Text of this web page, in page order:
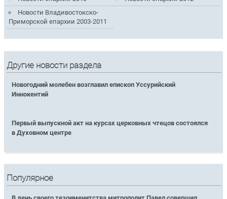
Новости Владивостокско-
Приморской епархии 2003-2011
Другие новости раздела
Новогодний молебен возглавил епископ Уссурийский
Иннокентий
Первый выпускной акт на курсах церковных чтецов состоялся
в Духовном центре
Популярное